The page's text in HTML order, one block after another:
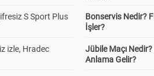
S Sport Plus
izle, Hradec
Bonservis Nedir?
İşler?
Jübile Maçı
Anlama Gelir?